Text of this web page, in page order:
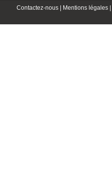
Contactez-nous | Mentions légales |